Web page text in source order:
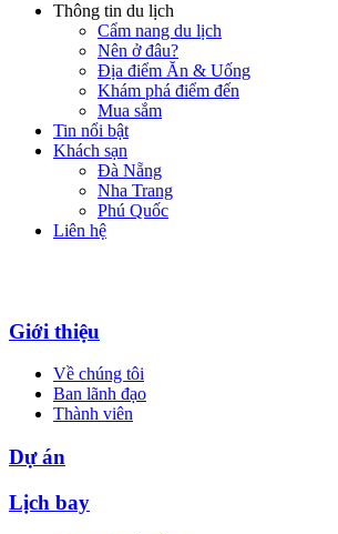
Thông tin du lịch
Cẩm nang du lịch
Nên ở đâu?
Địa điểm Ăn & Uống
Khám phá điểm đến
Mua sắm
Tin nổi bật
Khách sạn
Đà Nẵng
Nha Trang
Phú Quốc
Liên hệ
Giới thiệu
Về chúng tôi
Ban lãnh đạo
Thành viên
Dự án
Lịch bay